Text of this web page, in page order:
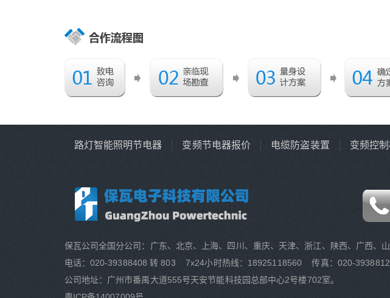
路灯智能照明节电器 变频节电器报价 电缆防盗装置 变频控
保瓦公司全国分公司：广东、北京、上海、四川、重庆、天津、浙江、陕西、广西、
电话：020-39388408 转 803 7x24小时热线：18925118560 传真：020-
公司地址：广州市番禺大道555号天安节能科技园总部中心2号楼702室。